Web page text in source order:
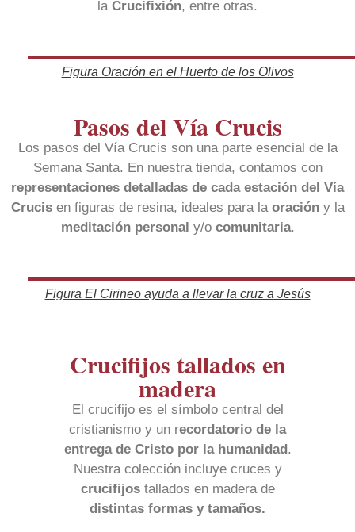
la Crucifixión, entre otras.
Figura Oración en el Huerto de los Olivos
Pasos del Vía Crucis
Los pasos del Vía Crucis son una parte esencial de la
Semana Santa. En nuestra tienda, contamos con
representaciones detalladas de cada estación del Vía
Crucisen figuras de resina, ideales para la oracióny la
meditación personal y/o comunitaria.
Figura El Cirineo ayuda a llevar la cruz a Jesús
Crucifijos tallados en
madera
El crucifijo es el símbolo central del
cristianismo y un recordatorio de la
entrega de Cristo por la humanidad.
Nuestra colección incluye cruces y
crucifijostallados en madera de
distintas formas y tamaños.